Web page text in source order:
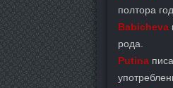
полтора
Babicheva
рода.
Putina